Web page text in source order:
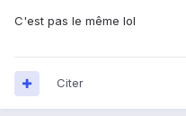
C'est pas le même lol
Citer